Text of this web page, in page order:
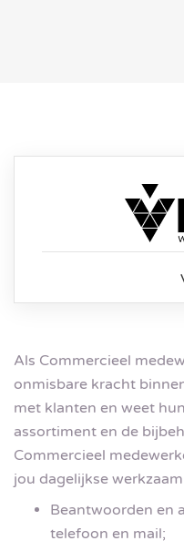
Als Commercieel
onmisbare kracht
met klanten en weet
assortiment en de
Commercieel
jou dagelijkse
Beantwoorden en
telefoon en mail;